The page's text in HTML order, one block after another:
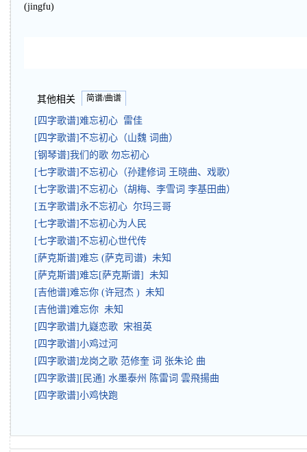
(jingfu)
其他相关 简谱/曲谱
[四字歌谱]难忘初心 雷佳
[四字歌谱]不忘初心（山魏 词曲）
[钢琴谱]我们的歌 勿忘初心
[七字歌谱]不忘初心（孙建修词 王晓曲、戏歌）
[七字歌谱]不忘初心（胡梅、李雪词 李基田曲）
[五字歌谱]永不忘初心 尔玛三哥
[七字歌谱]不忘初心为人民
[七字歌谱]不忘初心世代传
[萨克斯谱]难忘 (萨克司谱) 未知
[萨克斯谱]难忘[萨克斯谱] 未知
[吉他谱]难忘你 (许冠杰 ) 未知
[吉他谱]难忘你 未知
[四字歌谱]九嶷恋歌 宋祖英
[四字歌谱]小鸡过河
[四字歌谱]龙岗之歌 范修奎 词 张朱论 曲
[四字歌谱][民通] 水墨泰州 陈雷词 雲飛揚曲
[四字歌谱]小鸡快跑